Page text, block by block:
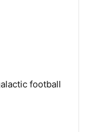
football